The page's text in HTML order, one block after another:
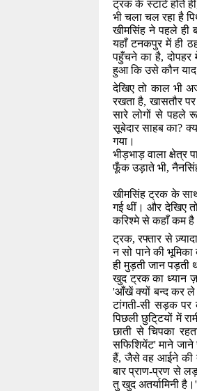
ट्रक के स्टार्ट होते ही
भी चला चल रहा है
खीमसिंह ने पहले ही
यहाँ टनकपुर में ही
पहुँचने का है,
हुआ कि उसे कौन याद
देखिए तो काल भी
रखता है,खासतौर
सारे लोगों से पहले
सूबेदार साहब का?
गया।
भीड़भाड़ वाला क्षेत्र
फूँक उड़ाते भी,
खीमसिंह ट्रक के
गई थीं। और देखिए
करिश्मे से कहाँ कम
ट्रक,रफ्तार से ज़्यादा
न सो पाने की
ही मुड़ती जान पड़ती
खुद ट्रक का ध्यान
'आँखें क्यों बन्द कर ले
टांगती-सी सड़क पर
पिछली छुटि्टयों में
छाती से चिपका
सफिशियेंट'माने जाने
हैं,जैसे वह आईने की
बार प्राण-प्रण से
तु खुद अतर्यामिनी है। '